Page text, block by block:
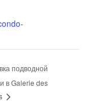
подводной
в Galerie des